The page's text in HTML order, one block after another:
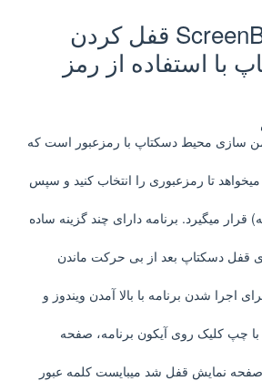
ScreenBlur 1.3.0.31 قفل کردن
با استفاده از رمز
سازی محیط دسکتاپ با رمزعبور است که
میخواهد تا رمزعبوری را انتخاب کنید و سپس
قرار میگیرد. برنامه دارای چند گزینه ساده
قفل دسکتاپ بعد از بی حرکت ماندن
اجرا شدن برنامه با بالا آمدن ویندوز و
با چپ کلیک روی آیکون برنامه، صفحه
نمایش قفل شد میبایست کلمه عبور